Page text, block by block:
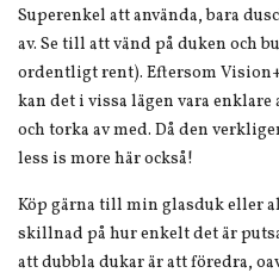
Superenkel att använda, bara
av. Se till att vänd på duken och
ordentligt rent). Eftersom
kan det i vissa lägen vara
och torka av med. Då den
less is more här också!
Köp gärna till min glasduk eller
skillnad på hur enkelt det är
att dubbla dukar är att föredra,